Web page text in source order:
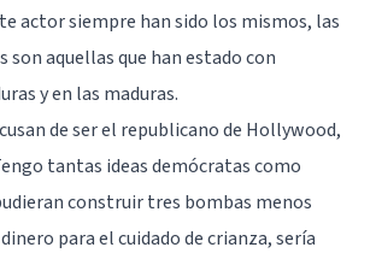
actor siempre han sido los mismos, las
son aquellas que han estado con
y en las maduras.
de ser el republicano de Hollywood,
tantas ideas demócratas como
construir tres bombas menos
para el cuidado de crianza, sería